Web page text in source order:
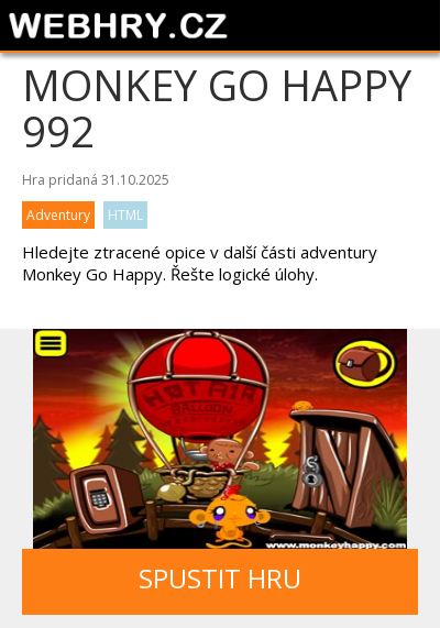
MONKEY GO HAPPY
992
Hra pridaná 31.10.2025
Adventury
HTML
Hledejte ztracené opice v další části adventury
Monkey Go Happy. Řešte logické úlohy.
SPUSTIT HRU